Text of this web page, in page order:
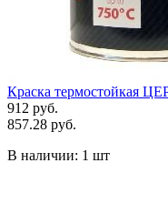
Краска термостойкая
912 руб.
857.28 руб.
В наличии: 1 шт